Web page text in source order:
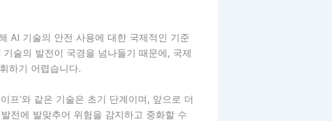
AI 기술의 안전 사용에 대한 국제적인 기준
술의 발전이 국경을 넘나들기 때문에, 국제
하기 어렵습니다.
프’와 같은 기술은 초기 단계이며, 앞으로 더
전에 발맞추어 위험을 감지하고 중화할 수